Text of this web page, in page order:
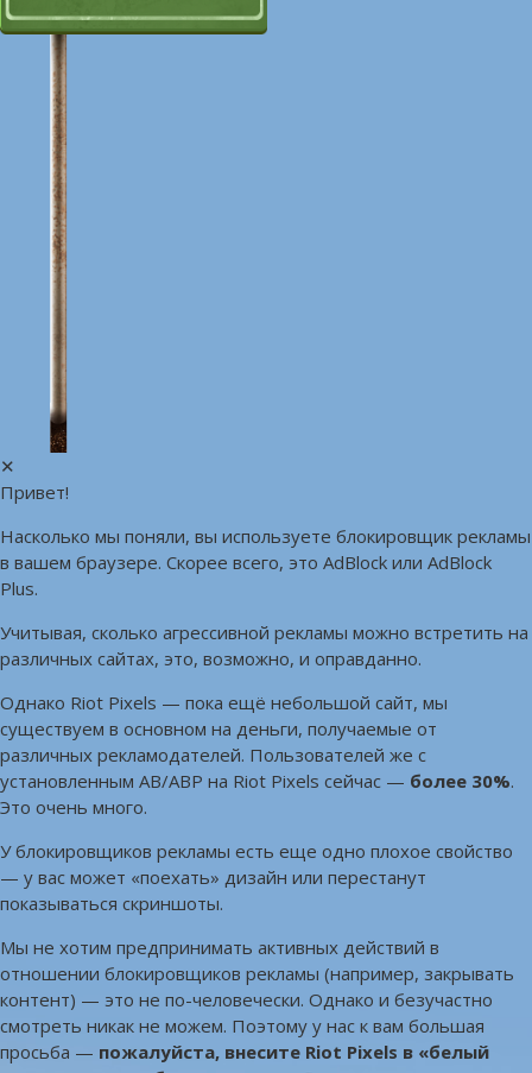
✕
Привет!
Насколько мы поняли, вы используете блокировщик рекламы
в вашем браузере. Скорее всего, это AdBlock или AdBlock
Plus.
Учитывая, сколько агрессивной рекламы можно встретить на
различных сайтах, это, возможно, и оправданно.
Однако Riot Pixels — пока ещё небольшой сайт, мы
существуем в основном на деньги, получаемые от
различных рекламодателей. Пользователей же с
установленным AB/ABP на Riot Pixels сейчас — более 30%.
Это очень много.
У блокировщиков рекламы есть еще одно плохое свойство
— у вас может «поехать» дизайн или перестанут
показываться скриншоты.
Мы не хотим предпринимать активных действий в
отношении блокировщиков рекламы (например, закрывать
контент) — это не по-человечески. Однако и безучастно
смотреть никак не можем. Поэтому у нас к вам большая
просьба — пожалуйста, внесите Riot Pixels в «белый